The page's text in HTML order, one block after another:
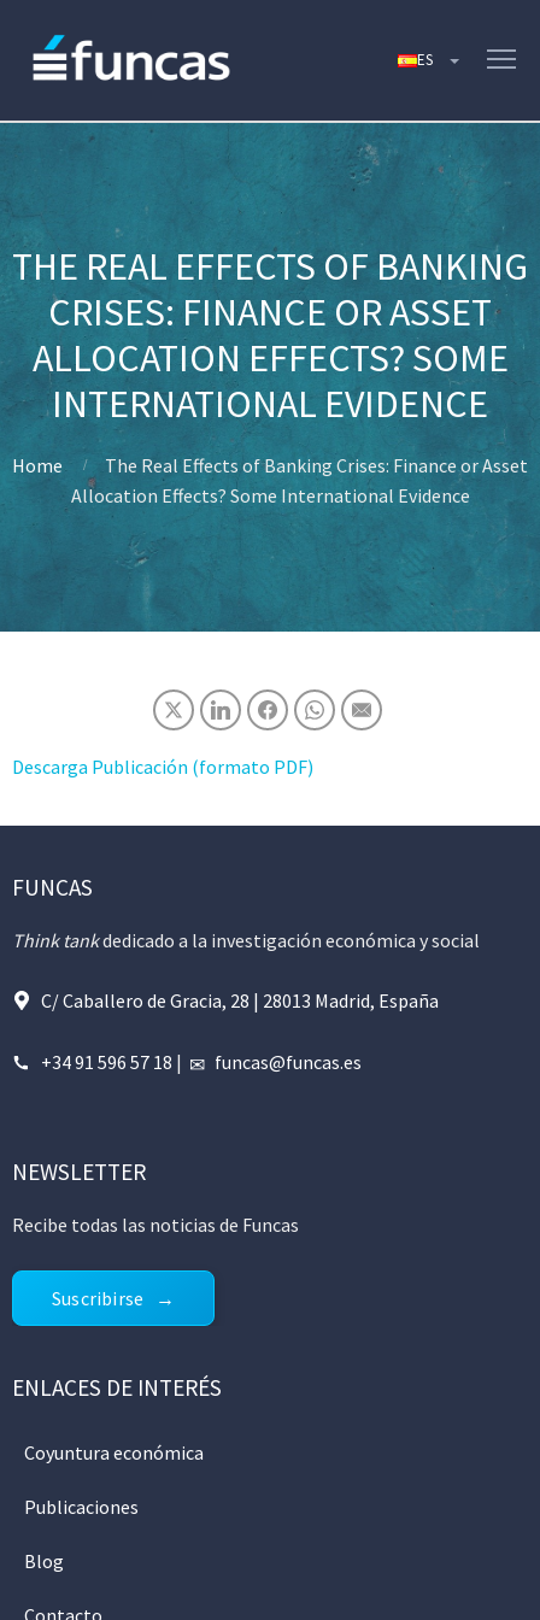
THE REAL EFFECTS OF BANKING
CRISES: FINANCE OR ASSET
ALLOCATION EFFECTS? SOME
INTERNATIONAL EVIDENCE
Home
The Real Effects of Banking Crises: Finance or Asset
Allocation Effects? Some International Evidence
Descarga Publicación (formato PDF)
FUNCAS
Think tankdedicado a la investigación económica y social
C/ Caballero de Gracia, 28 | 28013 Madrid, España
+34 91 596 57 18 | funcas@funcas.es
NEWSLETTER
Recibe todas las noticias de Funcas
Suscribirse
ENLACES DE INTERÉS
Coyuntura económica
Publicaciones
Blog
Contacto